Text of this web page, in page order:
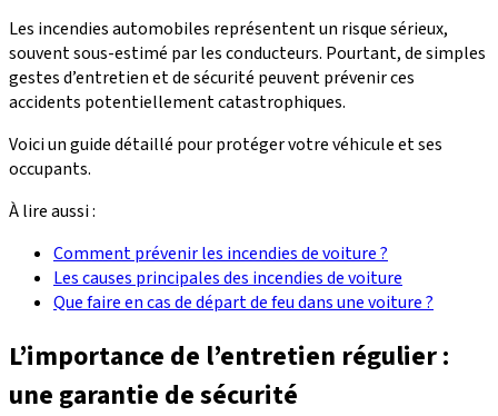
Les incendies automobiles représentent un risque sérieux,
souvent sous-estimé par les conducteurs. Pourtant, de simples
gestes d’entretien et de sécurité peuvent prévenir ces
accidents potentiellement catastrophiques.
Voici un guide détaillé pour protéger votre véhicule et ses
occupants.
À lire aussi :
Comment prévenir les incendies de voiture ?
Les causes principales des incendies de voiture
Que faire en cas de départ de feu dans une voiture ?
L’importance de l’entretien régulier :
une garantie de sécurité